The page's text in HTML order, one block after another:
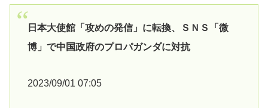
日本大使館「攻めの発信」に転換、ＳＮＳ「微
博」で中国政府のプロパガンダに対抗
2023/09/01 07:05